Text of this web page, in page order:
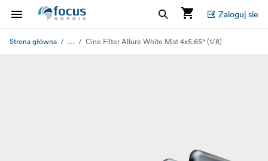
Zaloguj sie
Strona główna ... Cine Filter Allure White Mist 4x5.65" (1/8)